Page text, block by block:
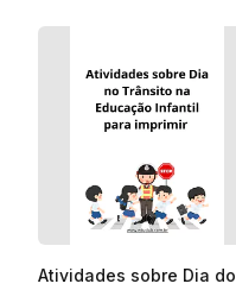
Atividades sobre Dia do